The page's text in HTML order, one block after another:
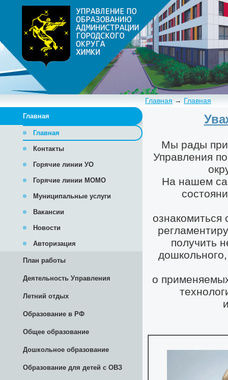
Главная → Главная
Главная
Главная
Контакты
Горячие линии УО
Горячие линии МОМО
Муниципальные услуги
Вакансии
Новости
Авторизация
План работы
Деятельность Управления
Летний отдых
Образование в РФ
Общее образование
Дошкольное образование
Образование для детей с ОВЗ